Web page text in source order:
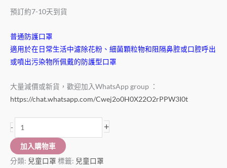
預訂約7-10天到貨
普通防護口罩
適用於在日常生活中濾除花粉、細菌顆粒物和阻隔鼻腔或口腔呼出
或噴出污染物所佩戴的防護型口罩
大量減價或新貨，歡迎加入WhatsApp group ：
https://chat.whatsapp.com/Cwej2o0H0X22O2rPPW3I0t
- +
加入購物車
分類: 兒童口罩 標籤: 兒童口罩